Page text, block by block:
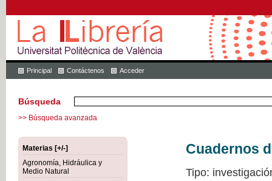
Principal Contáctenos Acceder
Búsqueda
>> Búsqueda avanzada
Materias [+/-]
Agronomía, Hidráulica y
Medio Natural
Cuadernos
Tipo: